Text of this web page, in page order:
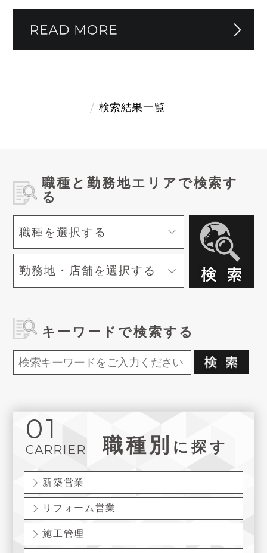
検索結果一覧
職種と勤務地エリアで検索す
る
キーワードで検索する
01
CARRIER 職種別 に探す
新築営業
リフォーム営業
施工管理